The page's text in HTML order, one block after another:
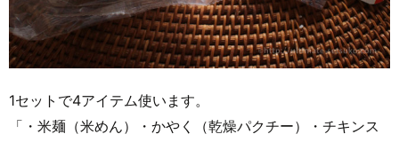
1セットで4アイテム使います。
「・米麺（米めん）・かやく（乾燥パクチー）・チキンス